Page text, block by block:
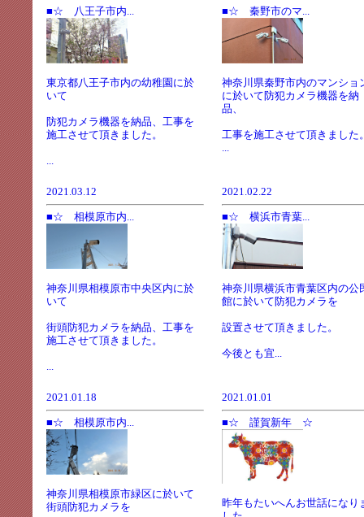
■☆ 八王子市内...
東京都八王子市内の幼稚園に於
いて
防犯カメラ機器を納品、工事を
施工させて頂きました。
...
■☆ 秦野市のマ...
神奈川県秦野市内のマンショ
に於いて防犯カメラ機器を納
品、
工事を施工させて頂きました
...
2021.03.12
■☆ 相模原市内...
神奈川県相模原市中央区内に於
いて
街頭防犯カメラを納品、工事を
施工させて頂きました。
...
2021.02.22
■☆ 横浜市青葉...
神奈川県横浜市青葉区内の公
館に於いて防犯カメラを
設置させて頂きました。
今後とも宜...
2021.01.18
■☆ 相模原市内...
神奈川県相模原市緑区に於いて
街頭防犯カメラを
2021.01.01
■☆ 謹賀新年 ☆
昨年もたいへんお世話になり